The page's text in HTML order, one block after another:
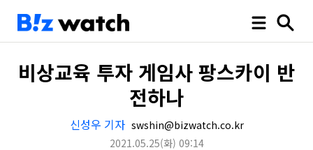
비상교육 투자 게임사 팡스카이 반
전하나
신성우 기자 swshin@bizwatch.co.kr
2021.05.25(화) 09:14